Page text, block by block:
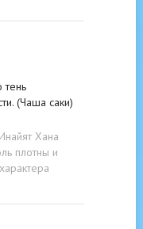
тень
(Чаша саки)
Хана
плотны и